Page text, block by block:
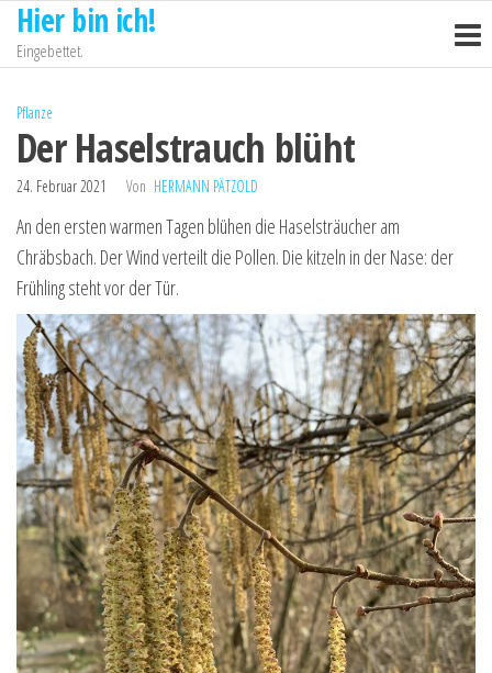
Zum
Inhalt
springen
Hier bin ich!
Eingebettet.
Pflanze
Der Haselstrauch blüht
24. Februar 2021 Von HERMANN PÄTZOLD
An den ersten warmen Tagen blühen die Haselsträucher am
Chräbsbach. Der Wind verteilt die Pollen. Die kitzeln in der Nase: der
Frühling steht vor der Tür.